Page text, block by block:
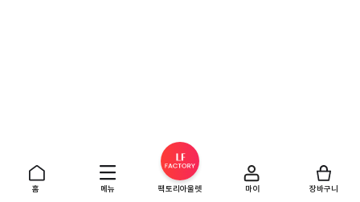
홈 메뉴 팩토리아울렛 마이 장바구니